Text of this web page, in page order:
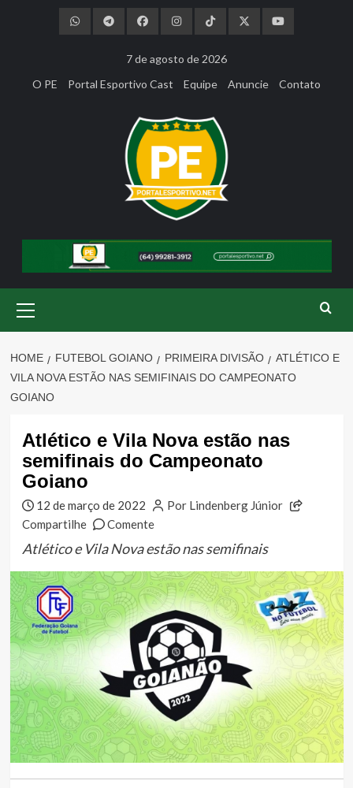
7 de agosto de 2026
O PE
Portal Esportivo Cast Equipe Anuncie Contato
Menu
HOME FUTEBOL GOIANO PRIMEIRA DIVISÃO
ATLÉTICO E
VILA NOVA ESTÃO NAS SEMIFINAIS DO CAMPEONATO
GOIANO
Atlético e Vila Nova estão nas
semifinais do Campeonato
Goiano
12 de março de 2022
Por Lindenberg Júnior
Compartilhe
Comente
Atlético e Vila Nova estão nas semifinais